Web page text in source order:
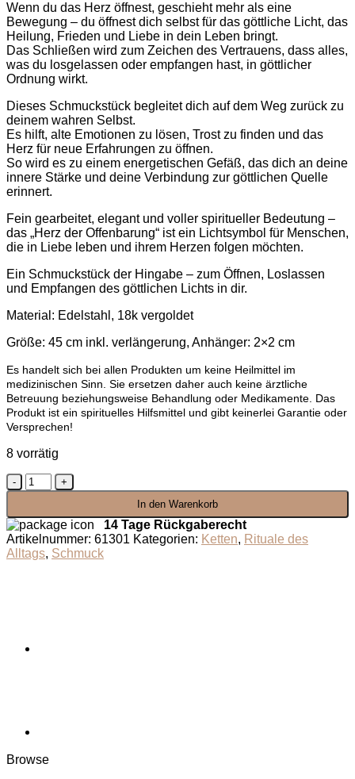
Wenn du das Herz öffnest, geschieht mehr als eine
Bewegung – du öffnest dich selbst für das göttliche Licht, das
Heilung, Frieden und Liebe in dein Leben bringt.
Das Schließen wird zum Zeichen des Vertrauens, dass alles,
was du losgelassen oder empfangen hast, in göttlicher
Ordnung wirkt.
Dieses Schmuckstück begleitet dich auf dem Weg zurück zu
deinem wahren Selbst.
Es hilft, alte Emotionen zu lösen, Trost zu finden und das
Herz für neue Erfahrungen zu öffnen.
So wird es zu einem energetischen Gefäß, das dich an deine
innere Stärke und deine Verbindung zur göttlichen Quelle
erinnert.
Fein gearbeitet, elegant und voller spiritueller Bedeutung –
das „Herz der Offenbarung“ ist ein Lichtsymbol für Menschen,
die in Liebe leben und ihrem Herzen folgen möchten.
Ein Schmuckstück der Hingabe – zum Öffnen, Loslassen
und Empfangen des göttlichen Lichts in dir.
Material: Edelstahl, 18k vergoldet
Größe: 45 cm inkl. verlängerung, Anhänger: 2×2 cm
Es handelt sich bei allen Produkten um keine Heilmittel im
medizinischen Sinn. Sie ersetzen daher auch keine ärztliche
Betreuung beziehungsweise Behandlung oder Medikamente. Das
Produkt ist ein spirituelles Hilfsmittel und gibt keinerlei Garantie oder
Versprechen!
8 vorrätig
Kette
-
der
Offenbarung
Menge
In den Warenkorb
14 Tage Rückgaberecht
Artikelnummer: 61301 Kategorien: Ketten, Rituale des
Alltags, Schmuck
Browse